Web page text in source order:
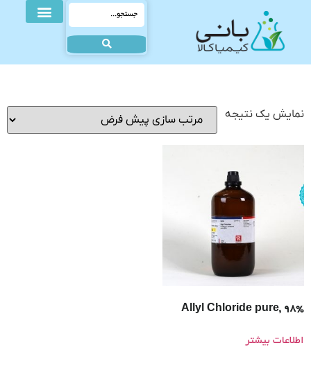
نمایش یک نتیجه
Allyl Chloride pure, 98%
اطلاعات بیشتر